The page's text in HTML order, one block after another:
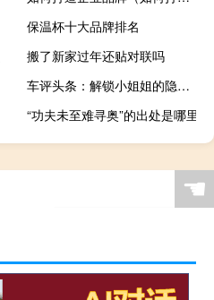
保温杯十大品牌排名
搬了新家过年还贴对联吗
车评头条：解锁小姐姐的隐藏技能 测试途观L插电混动版
“功夫未至难寻奥”的出处是哪里
☚